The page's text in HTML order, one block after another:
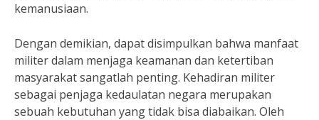
kemanusiaan.
Dengan demikian, dapat disimpulkan bahwa manfaat
militer dalam menjaga keamanan dan ketertiban
masyarakat sangatlah penting. Kehadiran militer
sebagai penjaga kedaulatan negara merupakan
sebuah kebutuhan yang tidak bisa diabaikan. Oleh